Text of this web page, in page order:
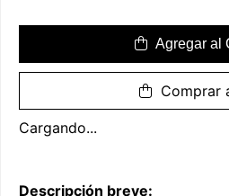
Agregar al
Comprar
Cargando...
Descripción breve: